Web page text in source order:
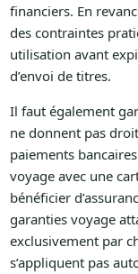
financiers. En
des contraintes
utilisation avant
d’envoi de titres.
Il faut également
ne donnent pas
paiements
voyage avec une
bénéficier
garanties voyage
exclusivement par
s’appliquent pas